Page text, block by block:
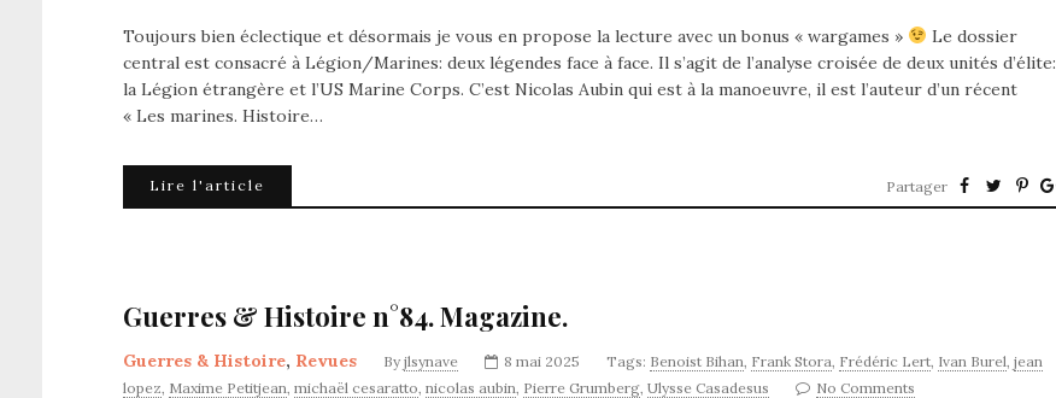
Toujours bien éclectique et désormais je vous en propose la lecture avec un bonus « wargames »
Le dossier
central est consacré à Légion/Marines: deux légendes face à face. Il s’agit de l’analyse croisée de deux unités d’élite:
la Légion étrangère et l’US Marine Corps. C’est Nicolas Aubin qui est à la manoeuvre, il est l’auteur d’un récent
« Les marines. Histoire…
Lire l'article Partager
Guerres & Histoire n°84. Magazine.
Guerres & Histoire, Revues By jlsynave 8 mai 2025 Tags: Benoist Bihan, Frank Stora, Frédéric Lert, Ivan Burel, jean
lopez, Maxime Petitjean, michaël cesaratto, nicolas aubin, Pierre Grumberg, Ulysse Casadesus No Comments